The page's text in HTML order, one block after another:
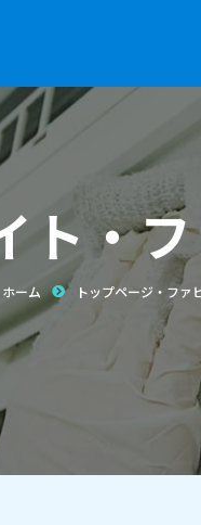
私
ト・
ホーム トップページ・ファ